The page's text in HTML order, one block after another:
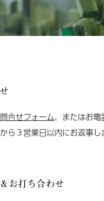
合せフォーム、またはお電
ら３営業日以内にお返事
お打ち合わせ